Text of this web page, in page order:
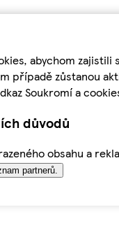
abychom
případě zůstanou
Soukromí a
důvodů
obsahu a
partnerů.